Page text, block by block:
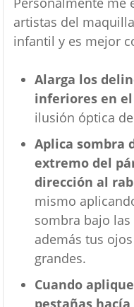
artistas del
infantil y es mejor
Alarga los
inferiores en
ilusión óptica
Aplica sombra
extremo del
dirección al
mismo
sombra bajo
además tus
grandes.
Cuando